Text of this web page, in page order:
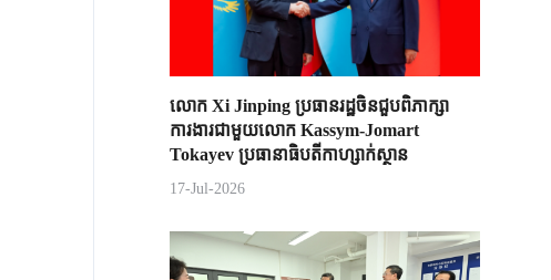
លោក Xi Jinping ប្រធានរដ្ឋចិន​ជួបពិភាក្សា​
ការងារជាមួយ​លោក Kassym-Jomart ​
Tokayev ​ប្រធានាធិបតី​កាហ្សាក់ស្ថាន​
17-Jul-2026